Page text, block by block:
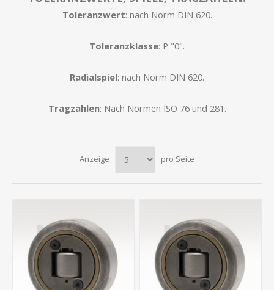
Toleranzwert: nach Norm DIN 620.
Toleranzklasse: P "0".
Radialspiel: nach Norm DIN 620.
Tragzahlen: Nach Normen ISO 76 und 281.
Anzeige pro Seite